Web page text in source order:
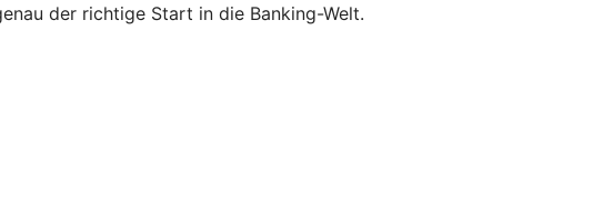
der richtige Start in die Banking-Welt.